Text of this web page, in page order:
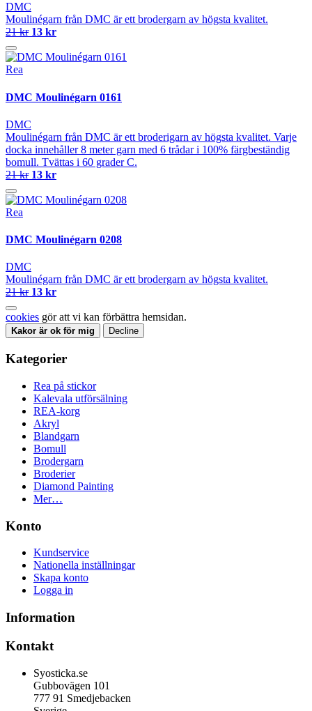
DMC
Moulinégarn från DMC är ett brodergarn av högsta kvalitet.
21 kr 13 kr
Rea
DMC Moulinégarn 0161
DMC
Moulinégarn från DMC är ett broderigarn av högsta kvalitet. Varje
docka innehåller 8 meter garn med 6 trådar i 100% färgbeständig
bomull. Tvättas i 60 grader C.
21 kr 13 kr
Rea
DMC Moulinégarn 0208
DMC
Moulinégarn från DMC är ett brodergarn av högsta kvalitet.
21 kr 13 kr
cookies gör att vi kan förbättra hemsidan.
Kakor är ok för mig Decline
Kategorier
Rea på stickor
Kalevala utförsälning
REA-korg
Akryl
Blandgarn
Bomull
Brodergarn
Broderier
Diamond Painting
Mer…
Konto
Kundservice
Nationella inställningar
Skapa konto
Logga in
Information
Kontakt
Syosticka.se
Gubbovägen 101
777 91 Smedjebacken